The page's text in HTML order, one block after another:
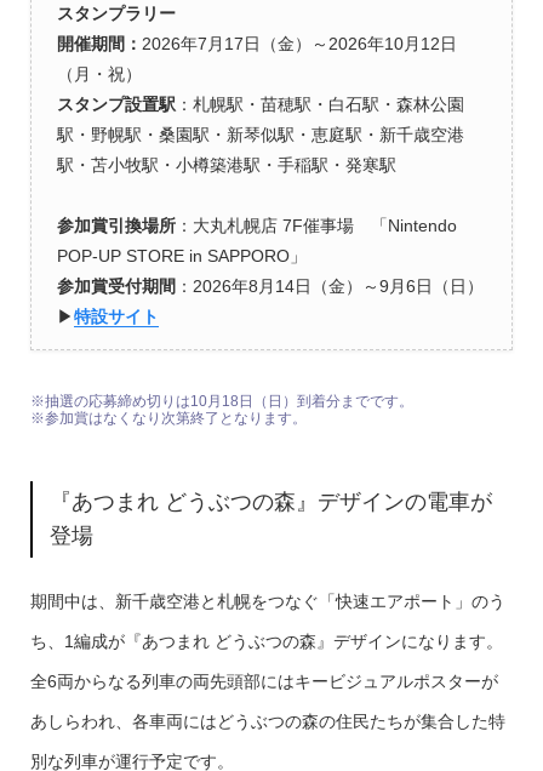
スタンプラリー
開催期間： 2026年7月17日（金）～2026年10月12日
（月・祝）
スタンプ設置駅 ：札幌駅・苗穂駅・白石駅・森林公園
駅・野幌駅・桑園駅・新琴似駅・恵庭駅・新千歳空港
駅・苫小牧駅・小樽築港駅・手稲駅・発寒駅
参加賞引換場所：大丸札幌店 7F催事場 「Nintendo
POP-UP STORE in SAPPORO」
参加賞受付期間：2026年8月14日（金）～9月6日（日）
▶︎特設サイト
※抽選の応募締め切りは10月18日（日）到着分までです。
※参加賞はなくなり次第終了となります。
『あつまれ どうぶつの森』デザインの電車が
登場
期間中は、新千歳空港と札幌をつなぐ「快速エアポート」のう
ち、1編成が『あつまれ どうぶつの森』デザインになります。
全6両からなる列車の両先頭部にはキービジュアルポスターが
あしらわれ、各車両にはどうぶつの森の住民たちが集合した特
別な列車が運行予定です。